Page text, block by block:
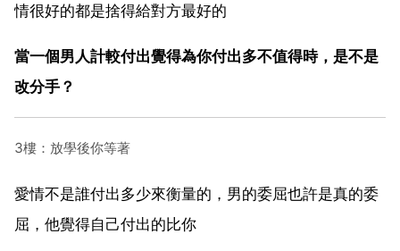
情很好的都是捨得給對方最好的
當一個男人計較付出覺得為你付出多不值得時，是不是
改分手？
3樓：放學後你等著
愛情不是誰付出多少來衡量的，男的委屈也許是真的委
屈，他覺得自己付出的比你